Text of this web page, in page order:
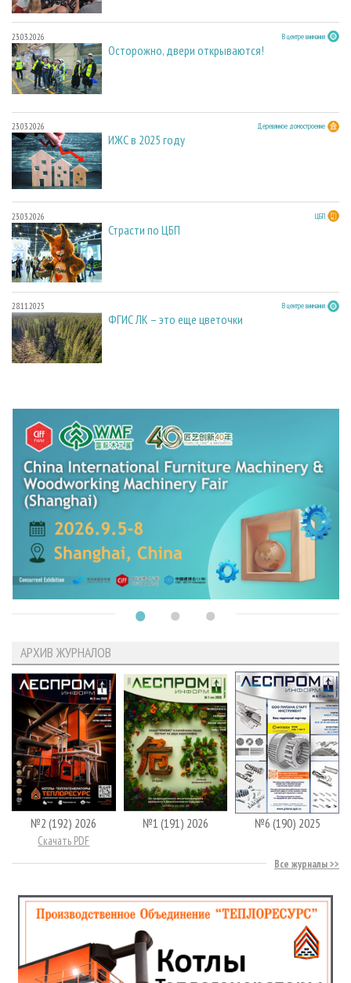
23.03.2026 В центре внимания
Осторожно, двери открываются!
23.03.2026 Деревянное домостроение
ИЖС в 2025 году
23.03.2026 ЦБП
Страсти по ЦБП
28.11.2025 В центре внимания
ФГИС ЛК – это еще цветочки
АРХИВ ЖУРНАЛОВ
№2 (192) 2026
Скачать PDF
№1 (191) 2026 №6 (190) 2025
Все журналы